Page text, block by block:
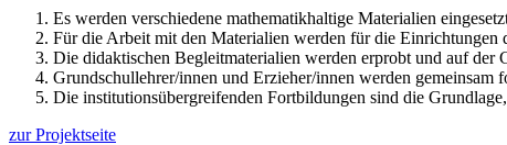
Es werden verschiedene mathematikhaltige Materialien
Für die Arbeit mit den Materialien werden für die Einrichtungen
Die didaktischen Begleitmaterialien werden erprobt und auf der
Grundschullehrer/innen und Erzieher/innen werden gemeinsam
Die institutionsübergreifenden Fortbildungen sind die
zur Projektseite